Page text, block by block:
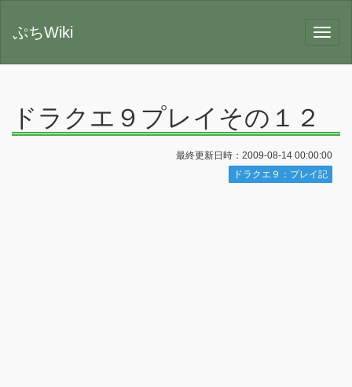
ぷちWiki
ドラクエ９プレイその１２
最終更新日時：2009-08-14 00:00:00
ドラクエ９：プレイ記